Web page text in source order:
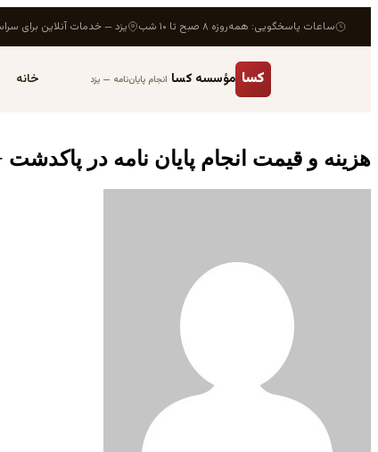
ساعات پاسخگویی: همه‌روزه ۸ صبح تا ۱۰ شب یزد — خدمات آنلاین برای
کسا مؤسسه کسا انجام پایان‌نامه — یزد خانه
هزینه و قیمت انجام پایان نامه در